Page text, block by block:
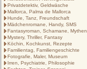
Privatdetektiv, Geldwäsche
Mallorca, Palma de Mallorca
Hunde, Tanz, Freundschaft
Mädchenromane, Handy, SMS
Fantasyroman, Schamane, Mythen
Mystery, Thriller, Fantasy
Köchin, Kochkunst, Rezepte
Familientag, Familiengeschichte
Fotografie, Maler, Museum
Irren, Psychiatrie, Philosophie